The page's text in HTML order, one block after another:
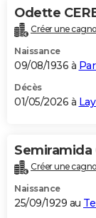
Alimentation
Guide de la santé
Maladies
Médicaments
Sommeil
VOYAGE
Destinations
City break
Voyage nature
Voyage de noces
Forum
Climat
+PHOTO
GUIDES D'ACHAT
BONS PLANS
Carte de Noël
Carte Bonne année
Carte Saint-
Carte Pâques
Carte
DICTIONNAIRE
Dictionnaire
Biographies
Citations
Expressions
Proverbes
PROGRAMME TV
Odette
Créer une
Naissance
09/08/1936 à
Décès
01/05/2026 à
Semiramida
Créer une
Naissance
25/09/1929 au